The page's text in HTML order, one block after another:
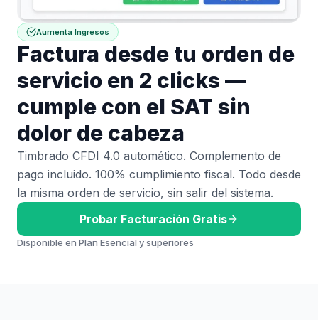
Aumenta Ingresos
Factura desde tu orden de
servicio en 2 clicks —
cumple con el SAT sin
dolor de cabeza
Timbrado CFDI 4.0 automático. Complemento de
pago incluido. 100% cumplimiento fiscal. Todo desde
la misma orden de servicio, sin salir del sistema.
Probar Facturación Gratis
Disponible en Plan Esencial y superiores